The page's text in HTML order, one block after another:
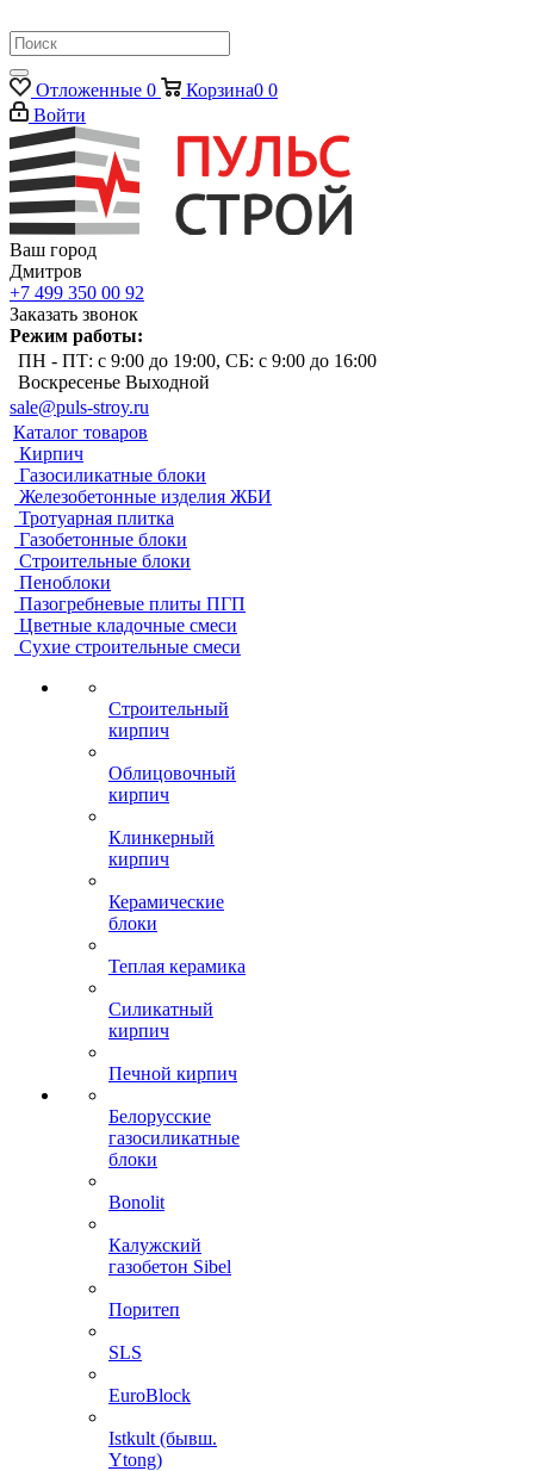
Отложенные 0 Корзина0 0
Войти
Ваш город
Дмитров
+7 499 350 00 92
Заказать звонок
Режим работы:
ПН - ПТ: с 9:00 до 19:00, СБ: с 9:00 до 16:00
Воскресенье Выходной
sale@puls-stroy.ru
Каталог товаров
Кирпич
Газосиликатные блоки
Железобетонные изделия ЖБИ
Тротуарная плитка
Газобетонные блоки
Строительные блоки
Пеноблоки
Пазогребневые плиты ПГП
Цветные кладочные смеси
Сухие строительные смеси
Строительный
кирпич
Облицовочный
кирпич
Клинкерный
кирпич
Керамические
блоки
Теплая керамика
Силикатный
кирпич
Печной кирпич
Белорусские
газосиликатные
блоки
Bonolit
Калужский
газобетон Sibel
Поритеп
SLS
EuroBlock
Istkult (бывш.
Ytong)